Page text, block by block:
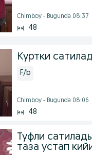
Chimboy - Bugunda 08:37
48
Куртки
F/b
Chimboy - Bugunda 08:06
48
Туфли
таза устап